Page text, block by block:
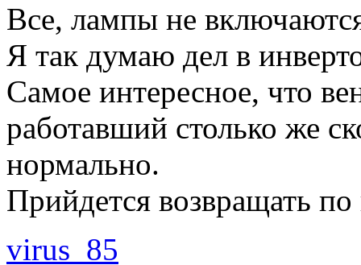
Все, лампы не
Я так думаю дел в
Самое интересное, что
работавший столько же
нормально.
Прийдется возвращать по
virus_85